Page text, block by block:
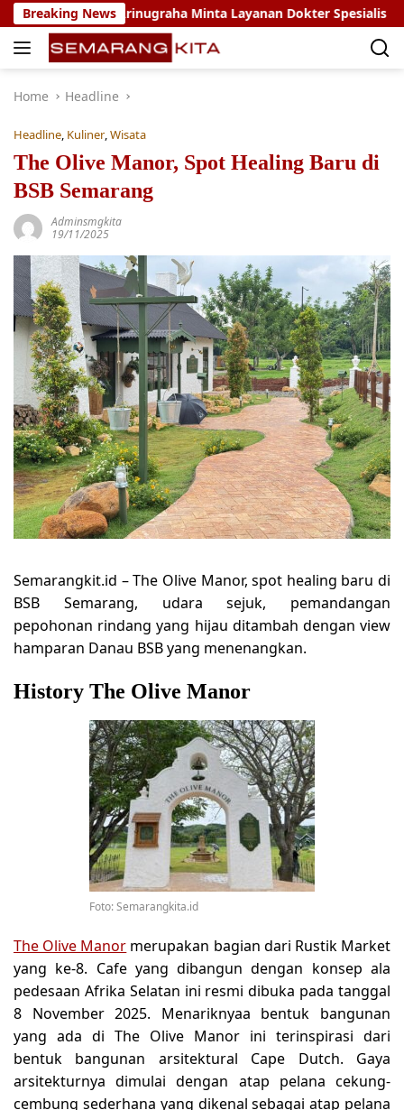
Skip
to
content
Breaking News
Arinugraha Minta Layanan Dokter Spesialis Keliling Terus
Home Headline
Headline, Kuliner,Wisata
The Olive Manor, Spot Healing Baru di
BSB Semarang
Adminsmgkita
19/11/2025
Semarangkit.id – The Olive Manor, spot healing baru di
BSB Semarang, udara sejuk, pemandangan
pepohonan rindang yang hijau ditambah dengan view
hamparan Danau BSB yang menenangkan.
History The Olive Manor
Foto: Semarangkita.id
The Olive Manor merupakan bagian dari Rustik Market
yang ke-8. Cafe yang dibangun dengan konsep ala
pedesaan Afrika Selatan ini resmi dibuka pada tanggal
8 November 2025. Menariknyaa bentuk bangunan
yang ada di The Olive Manor ini terinspirasi dari
bentuk bangunan arsitektural Cape Dutch. Gaya
arsitekturnya dimulai dengan atap pelana cekung-
cembung sederhana yang dikenal sebagai atap pelana